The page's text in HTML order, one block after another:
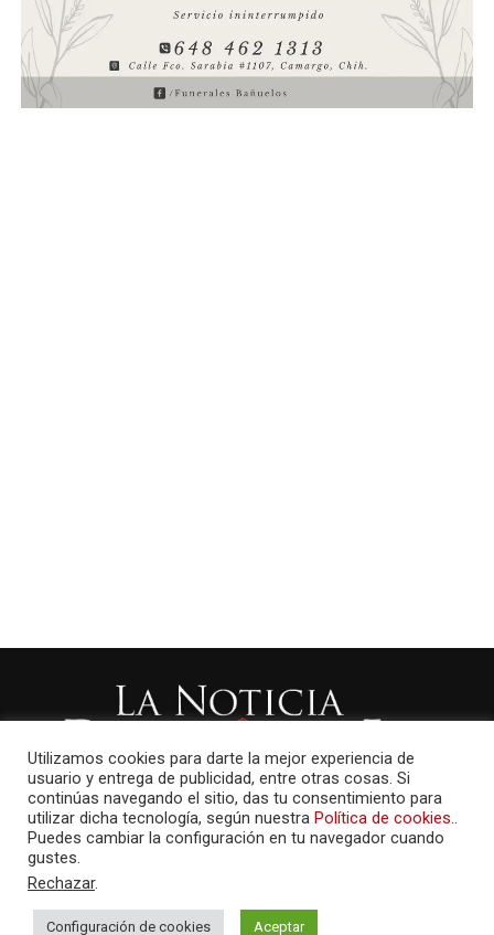
Utilizamos cookies para darte la mejor experiencia de
usuario y entrega de publicidad, entre otras cosas. Si
continúas navegando el sitio, das tu consentimiento para
utilizar dicha tecnología, según nuestra Política de cookies..
Puedes cambiar la configuración en tu navegador cuando
gustes.
Rechazar.
Configuración de cookies Aceptar